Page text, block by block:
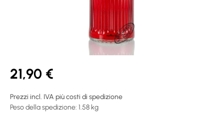
21,90 €
Prezzi incl. IVA più costi di spedizione
Peso della spedizione: 1.58 kg